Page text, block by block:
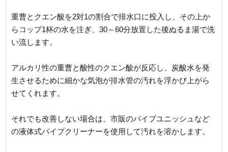
重曹とクエン酸を2対1の割合で排水口に投入し、その上か
らコップ1杯の水を注ぎ、30～60分放置した後ぬるま湯で洗
い流します。
アルカリ性の重曹と酸性のクエン酸が反応し、炭酸水を発
生させるために細かな気泡が排水管の汚れを浮かび上がら
せてくれます。
それでも改善しない場合は、市販のパイプユニッシュなど
の液体式パイプクリーナーを使用して汚れを溶かします。